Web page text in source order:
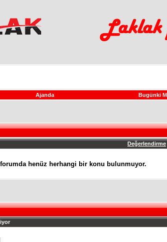
Ajanda Bugünki
Değerlendirme
henüz herhangi bir konu bulunmuyor.